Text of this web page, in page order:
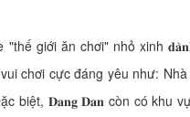
"thế giới ăn chơi" nhỏ xinh
chơi cực đáng yêu như:
biệt, 𝐃𝐚𝐧𝐠 𝐃𝐚𝐧 còn có khu
Phuong
10 m